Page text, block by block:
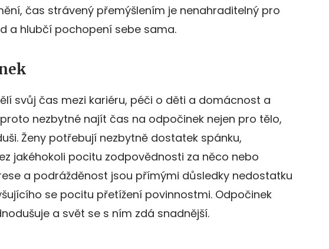
čas strávený přemýšlením je nenahraditelný pro
a hlubčí pochopení sebe sama.
svůj čas mezi kariéru, péči o děti a domácnost a
nezbytné najít čas na odpočinek nejen pro tělo,
Ženy potřebují nezbytně dostatek spánku,
jakéhokoli pocitu zodpovědnosti za něco nebo
a podrážděnost jsou přímými důsledky nedostatku
se pocitu přetížení povinnostmi. Odpočinek
a svět se s ním zdá snadnější.